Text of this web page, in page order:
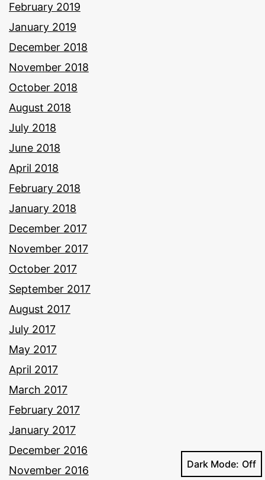
February 2019
January 2019
December 2018
November 2018
October 2018
August 2018
July 2018
June 2018
April 2018
February 2018
January 2018
December 2017
November 2017
October 2017
September 2017
August 2017
July 2017
May 2017
April 2017
March 2017
February 2017
January 2017
December 2016
November 2016
Dark Mode: